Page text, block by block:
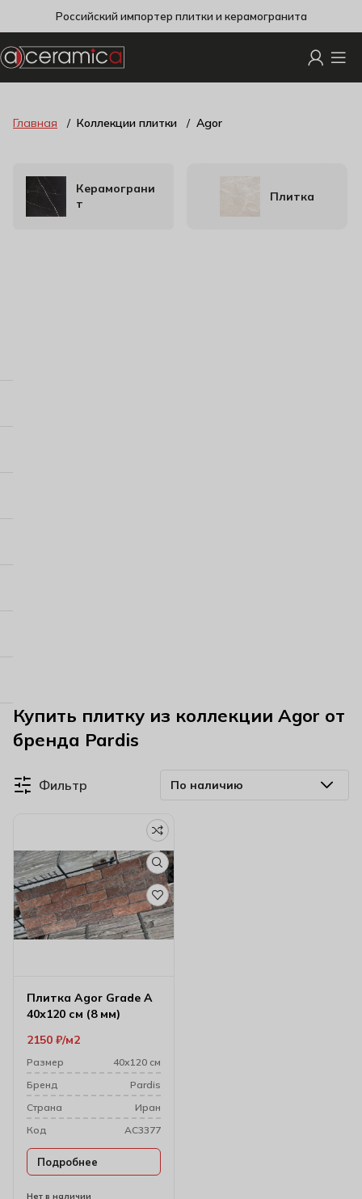
Российский импортер плитки и керамогранита
Главная Коллекции плитки Agor
Керамограни
т
Плитка
Купить плитку из коллекции Agor от
бренда Pardis
Фильтр
Плитка Agor Grade A
40х120 см (8 мм)
Нет в наличии
2150 ₽ м2
Размер
40х120 см
Бренд
Pardis
Cтрана
Иран
Код
AC3377
Подробнее